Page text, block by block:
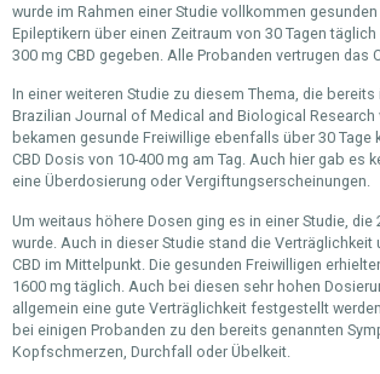
wurde im Rahmen einer Studie vollkommen
Epileptikern über einen Zeitraum von 30 Tagen
300 mg CBD gegeben. Alle Probanden vertrugen das
In einer weiteren Studie zu diesem Thema, die
Brazilian Journal of Medical and Biological
bekamen gesunde Freiwillige ebenfalls über 30 Tage
CBD Dosis von 10-400 mg am Tag. Auch hier gab es
eine Überdosierung oder Vergiftungserscheinungen.
Um weitaus höhere Dosen ging es in einer Studie,
wurde. Auch in dieser Studie stand die Verträglichkeit
CBD im Mittelpunkt. Die gesunden Freiwilligen
1600 mg täglich. Auch bei diesen sehr hohen
allgemein eine gute Verträglichkeit festgestellt
bei einigen Probanden zu den bereits genannten
Kopfschmerzen, Durchfall oder Übelkeit.